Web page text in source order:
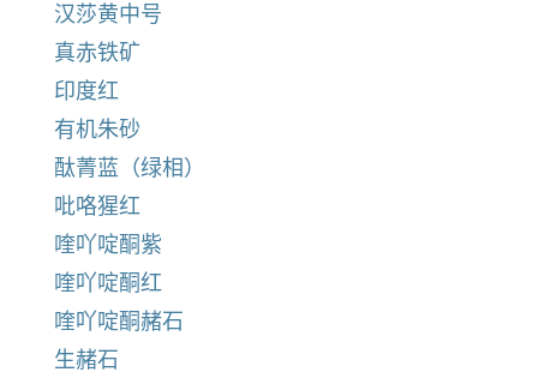
汉莎黄中号
真赤铁矿
印度红
有机朱砂
酞菁蓝（绿相）
吡咯猩红
喹吖啶酮紫
喹吖啶酮红
喹吖啶酮赭石
生赭石